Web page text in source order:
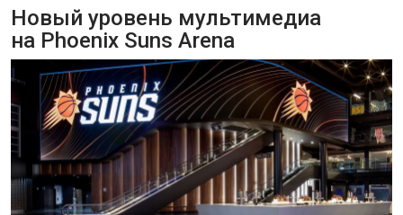
Новый уровень мультимедиа
на Phoenix Suns Arena